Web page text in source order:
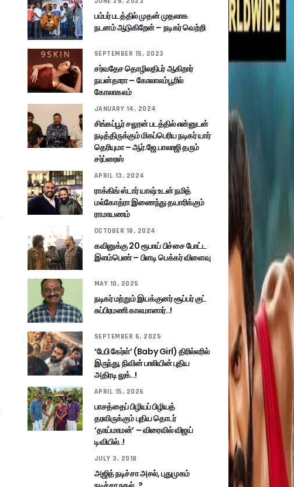
பம்பர் படத்தில் முதன் முதலாக
நடனம் ஆடுகிறேன் – நடிகர் வெற்றி
SEPTEMBER 15, 2023
சர்வதேச தொழிலதிபர் ஆகிறார்
நயன்தாரா – கோலாலம்பூரில்
கோலாகலம்
JANUARY 14, 2024
சிங்கப்பூர் சலூன் படத்தில் என்னுடன்
நடித்திருக்கும் மிகப்பெரிய நடிகர் யார்
தெரியுமா – ஆர்.ஜே.பாலாஜி தரும்
சர்ப்ரைஸ்
APRIL 13, 2024
ராக்கிங் ஸ்டார் யாஷ் உடன் நமித்
மல்கோத்ரா இணைந்து தயாரிக்கும்
ராமாயணம்
OCTOBER 18, 2024
கவினுக்கு 20 ரூபாய் பிச்சை போட்ட
இளம்பெண் – பிளடி பெக்கர் விளைவு
MAY 10, 2025
நடிகர் மற்றும் இயக்குனர் சூப்பர் குட்
சுப்பிரமணி காலமானார்..!
SEPTEMBER 6, 2025
‘பேபி கேர்ள்’ (Baby Girl) திரில்லரில்
இருந்து, நிவின் பாலியின் புதிய
அதிரடி லுக்..!
APRIL 15, 2026
பாசத்தைப் பிழியப் பிழியத்
தரவிருக்கும் புதிய தொடர்
‘தாய்மாமன்’ – விரைவில் விஜய்
டிவியில்..!
JULY 3, 2018
அஜித் நடிச்சா அசல், புதுமுகம்